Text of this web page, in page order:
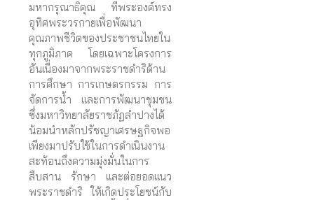
มหากรุณาธิคุณ ที่พระองค์ทรง
อุทิศพระวรกายเพื่อพัฒนา
คุณภาพชีวิตของประชาชนไทยใน
ทุกภูมิภาค โดยเฉพาะโครงการ
อันเนื่องมาจากพระราชดำริด้าน
การศึกษา การเกษตรกรรม การ
จัดการน้ำ และการพัฒนาชุมชน
ซึ่งมหาวิทยาลัยราชภัฏลำปางได้
น้อมนำหลักปรัชญาเศรษฐกิจพอ
เพียงมาปรับใช้ในการดำเนินงาน
สะท้อนถึงความมุ่งมั่นในการ
สืบสาน รักษา และต่อยอดแนว
พระราชดำริ ให้เกิดประโยชน์กับ